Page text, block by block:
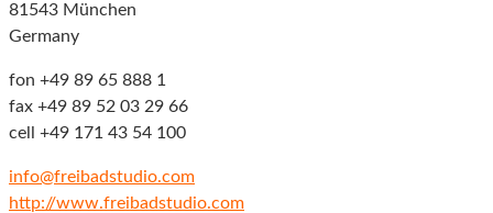
81543 München
Germany
fon +49 89 65 888 1
fax +49 89 52 03 29 66
cell +49 171 43 54 100
info@freibadstudio.com
http://www.freibadstudio.com